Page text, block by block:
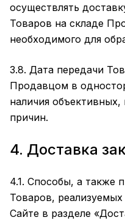
осуществлять
Товаров на складе
необходимого для
3.8. Дата передачи
Продавцом в
наличия
причин.
4. Доставка
4.1. Способы, а также
Товаров,
Сайте в разделе